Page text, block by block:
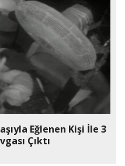
Eğlenen Kişi İle 3
Çıktı